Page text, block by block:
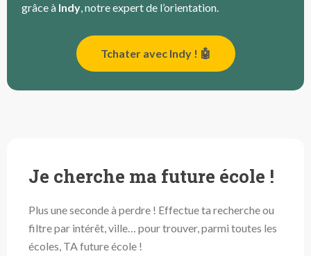
grâce à Indy, notre expert de l’orientation.
Tchater avec Indy ! 🤖
Je cherche ma future école !
Plus une seconde à perdre ! Effectue ta recherche ou
filtre par intérêt, ville… pour trouver, parmi toutes les
écoles, TA future école !